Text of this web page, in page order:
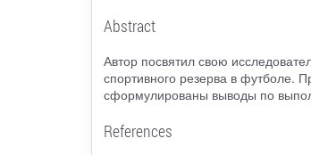
Abstract
Автор посвятил свою
спортивного резерва в футболе.
сформулированы выводы по
References